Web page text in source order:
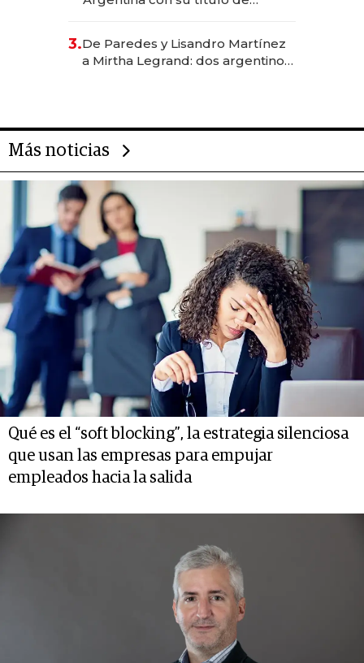
las marcas "fast premium"
3.De Paredes y Lisandro Martínez
a Mirtha Legrand: dos argentinos
Más noticias
Qué es el “soft blocking”, la estrategia silenciosa
que usan las empresas para empujar
empleados hacia la salida